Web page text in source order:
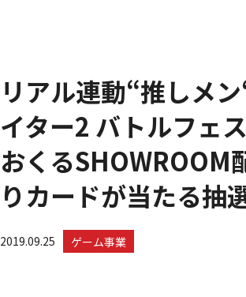
リアル連動“推しメ
イター2 バトルフェ
おくるSHOWROOM
りカードが当たる抽
2019.09.25 ゲーム事業